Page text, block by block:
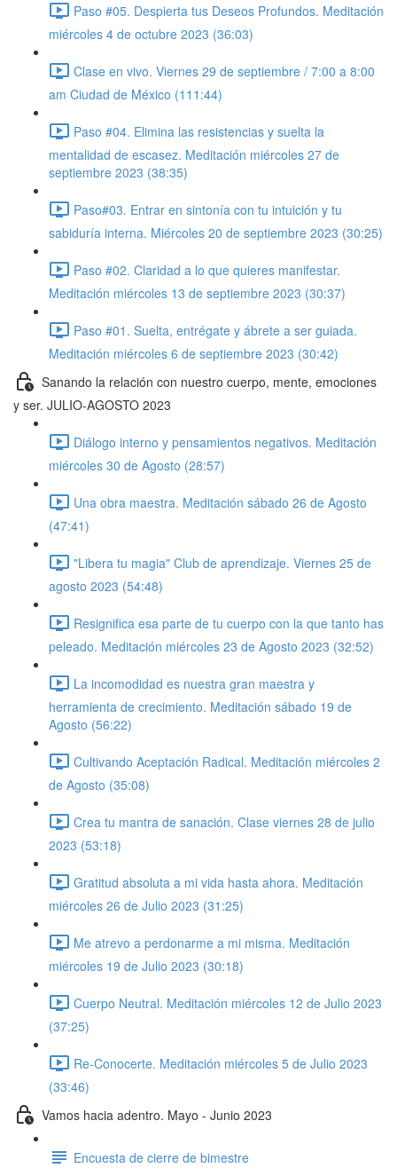
Paso #05. Despierta tus Deseos Profundos. Meditación
miércoles 4 de octubre 2023 (36:03)
Clase en vivo. Viernes 29 de septiembre / 7:00 a 8:00
am Ciudad de México (111:44)
Paso #04. Elimina las resistencias y suelta la
mentalidad de escasez. Meditación miércoles 27 de
septiembre 2023 (38:35)
Paso#03. Entrar en sintonía con tu intuición y tu
sabiduría interna. Miércoles 20 de septiembre 2023 (30:25)
Paso #02. Claridad a lo que quieres manifestar.
Meditación miércoles 13 de septiembre 2023 (30:37)
Paso #01. Suelta, entrégate y ábrete a ser guiada.
Meditación miércoles 6 de septiembre 2023 (30:42)
Sanando la relación con nuestro cuerpo, mente, emociones
y ser. JULIO-AGOSTO 2023
Diálogo interno y pensamientos negativos. Meditación
miércoles 30 de Agosto (28:57)
Una obra maestra. Meditación sábado 26 de Agosto
(47:41)
"Libera tu magia" Club de aprendizaje. Viernes 25 de
agosto 2023 (54:48)
Resignifica esa parte de tu cuerpo con la que tanto has
peleado. Meditación miércoles 23 de Agosto 2023 (32:52)
La incomodidad es nuestra gran maestra y
herramienta de crecimiento. Meditación sábado 19 de
Agosto (56:22)
Cultivando Aceptación Radical. Meditación miércoles 2
de Agosto (35:08)
Crea tu mantra de sanación. Clase viernes 28 de julio
2023 (53:18)
Gratitud absoluta a mi vida hasta ahora. Meditación
miércoles 26 de Julio 2023 (31:25)
Me atrevo a perdonarme a mi misma. Meditación
miércoles 19 de Julio 2023 (30:18)
Cuerpo Neutral. Meditación miércoles 12 de Julio 2023
(37:25)
Re-Conocerte. Meditación miércoles 5 de Julio 2023
(33:46)
Vamos hacia adentro. Mayo - Junio 2023
Encuesta de cierre de bimestre